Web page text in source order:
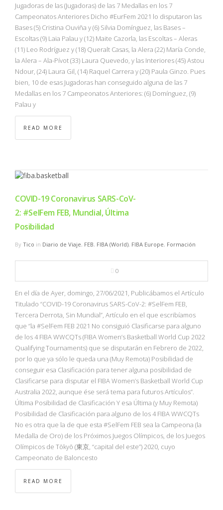
Jugadoras de las (Jugadoras) de las 7 Medallas en los 7
Campeonatos Anteriores Dicho #EurFem 2021 lo disputaron las
Bases (5) Cristina Ouviña y (6) Silvia Domínguez, las Bases –
Escoltas (9) Laia Palau y (12) Maite Cazorla, las Escoltas – Aleras
(11) Leo Rodríguez y (18) Queralt Casas, la Alera (22) María Conde,
la Alera – Ala-Pívot (33) Laura Quevedo, y las Interiores (45) Astou
Ndour, (24) Laura Gil, (14) Raquel Carrera y (20) Paula Ginzo. Pues
bien, 10 de esas Jugadoras han conseguido alguna de las 7
Medallas en los 7 Campeonatos Anteriores: (6) Domínguez, (9)
Palau y
READ MORE
COVID-19 Coronavirus SARS-CoV-
2: #SelFem FEB, Mundial, Última
Posibilidad
By Tico in Diario de Viaje, FEB, FIBA (World), FIBA Europe, Formación
0
En el día de Ayer, domingo, 27/06/2021, Publicábamos el Artículo
Titulado “COVID-19 Coronavirus SARS-CoV-2: #SelFem FEB,
Tercera Derrota, Sin Mundial”, Artículo en el que escribíamos
que “la #SelFem FEB 2021 No consiguió Clasificarse para alguno
de los 4 FIBA WWCQTs (FIBA Women’s Basketball World Cup 2022
Qualifying Tournaments) que se disputarán en Febrero de 2022,
por lo que ya sólo le queda una (Muy Remota) Posibilidad de
conseguir esa Clasificación para tener alguna posibilidad de
Clasificarse para disputar el FIBA Women’s Basketball World Cup
Australia 2022, aunque ése será tema para futuros Artículos”.
Última Posibilidad de Clasificación Y esa Última (y Muy Remota)
Posibilidad de Clasificación para alguno de los 4 FIBA WWCQTs
No es otra que la de que esta #SelFem FEB sea la Campeona (la
Medalla de Oro) de los Próximos Juegos Olímpicos, de los Juegos
Olímpicos de Tōkyō (東京, “capital del este”) 2020, cuyo
Campeonato de Baloncesto
READ MORE